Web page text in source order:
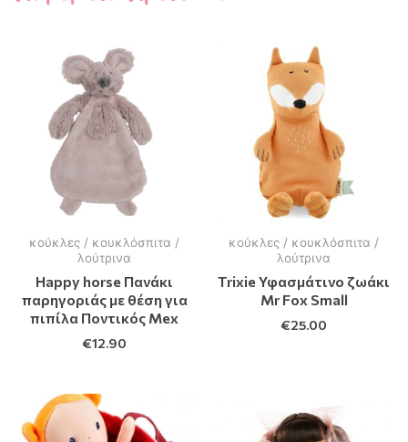
κούκλες / κουκλόσπιτα /
λούτρινα
Happy horse Πανάκι
παρηγοριάς με θέση για
πιπίλα Ποντικός Mex
€12.90
κούκλες / κουκλόσπιτα /
λούτρινα
Trixie Υφασμάτινο ζωάκι
Mr Fox Small
€25.00